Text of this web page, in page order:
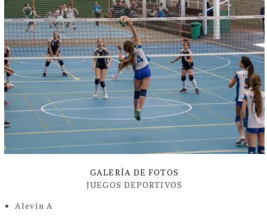
GALERÍA DE FOTOS
JUEGOS DEPORTIVOS
Alevín A